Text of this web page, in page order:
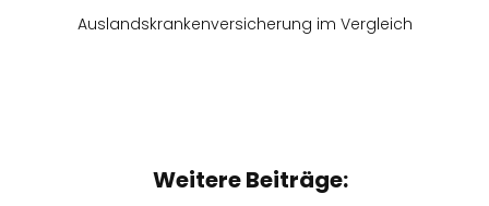
Auslandskrankenversicherung im Vergleich
Weitere Beiträge: